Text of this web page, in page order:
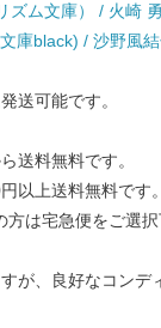
ズム文庫） / 火崎
庫black) / 沙野風
送可能です。
送料無料です。
以上送料無料です。
は宅急便をご選択
が、良好なコンデ